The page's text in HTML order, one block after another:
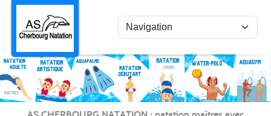
Panneau de gestion des cookies